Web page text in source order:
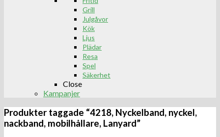
Grill
Julgåvor
Kök
Ljus
Plädar
Resa
Spel
Säkerhet
Close
Kampanjer
Produkter taggade “4218, Nyckelband, nyckel,
nackband, mobilhållare, Lanyard”